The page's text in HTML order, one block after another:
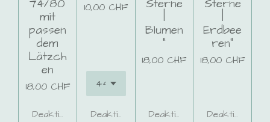
74/80
mit
passen
dem
Lätzch
en
18,00 CHF
Deaktiviert
10,00 CHF
Deaktiviert
Sterne
|
Blumen
“
18,00 CHF
Deaktiviert
Sterne
|
Erdbee
ren“
18,00 CHF
Deaktiviert